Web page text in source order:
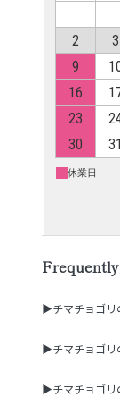
▶チマチョゴリ
▶チマチョゴリ
▶チマチョゴリ